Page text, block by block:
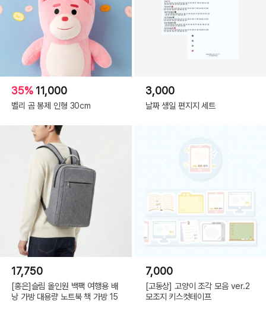
35% 11,000
벨리 곰 봉제 인형 30cm
3,000
날짜 생일 편지지 세트
17,750
[홍은]슬림 올인원 백팩 여행용 배
낭 가방 대용량 노트북 책 가방 15
7,000
[고동상] 고양이 조각 모음 ver.2
모조지 키스컷테이프